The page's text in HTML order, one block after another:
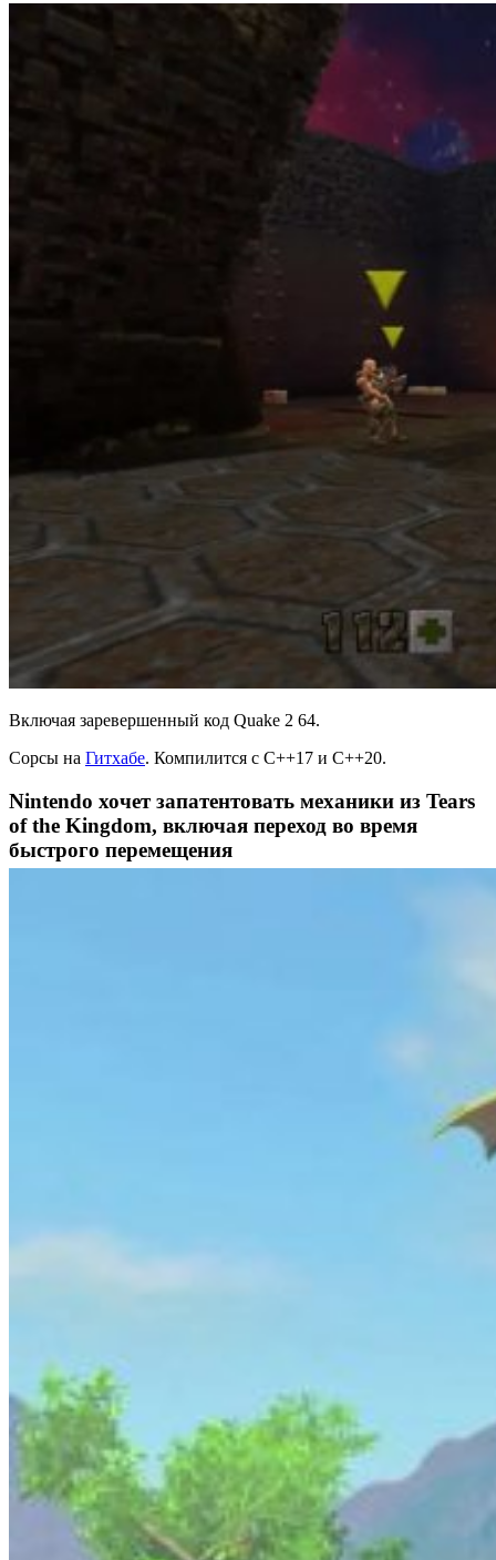
Включая заревершенный код Quake 2 64.
Сорсы на Гитхабе. Компилится с C++17 и C++20.
Nintendo хочет запатентовать механики из Tears
of the Kingdom, включая переход во время
быстрого перемещения